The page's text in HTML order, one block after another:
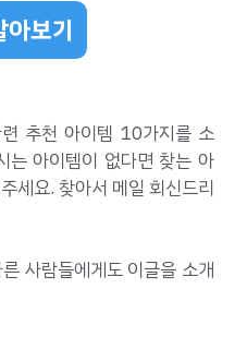
보기
추천 아이템 10가지를 소
는 아이템이 없다면 찾는 아
세요. 찾아서 메일 회신드리
사람들에게도 이글을 소개